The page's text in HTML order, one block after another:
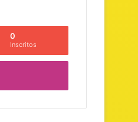
0
Inscritos